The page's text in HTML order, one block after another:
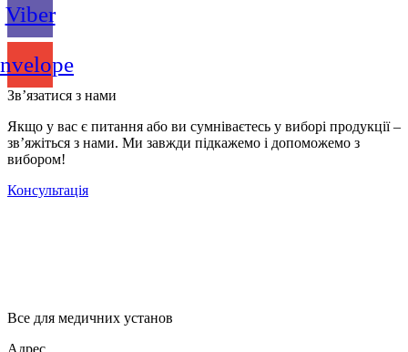
Viber
Зв’язатися з нами
Якщо у вас є питання або ви сумніваєтесь у виборі продукції –
зв’яжіться з нами. Ми завжди підкажемо і допоможемо з
вибором!
Консультація
Все для медичних установ
Адрес